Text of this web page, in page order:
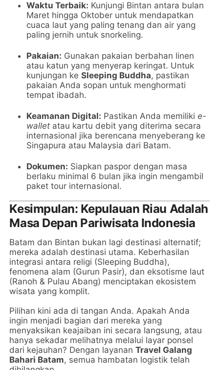
Waktu Terbaik: Kunjungi Bintan antara bulan
Maret hingga Oktober untuk mendapatkan
cuaca laut yang paling tenang dan air yang
paling jernih untuk snorkeling.
Pakaian: Gunakan pakaian berbahan linen
atau katun yang menyerap keringat. Untuk
kunjungan keSleeping Buddha, pastikan
pakaian Anda sopan untuk menghormati
tempat ibadah.
Keamanan Digital: Pastikan Anda memilikie-
wallet atau kartu debit yang diterima secara
internasional jika berencana menyeberang ke
Singapura atau Malaysia dari Batam.
Dokumen: Siapkan paspor dengan masa
berlaku minimal 6 bulan jika ingin mengambil
paket tour internasional.
Kesimpulan: Kepulauan Riau Adalah
Masa Depan Pariwisata Indonesia
Batam dan Bintan bukan lagi destinasi alternatif;
mereka adalah destinasi utama. Keberhasilan
integrasi antara religi (Sleeping Buddha),
fenomena alam (Gurun Pasir), dan eksotisme laut
(Ranoh & Pulau Abang) menciptakan ekosistem
wisata yang komplit.
Pilihan kini ada di tangan Anda. Apakah Anda
ingin menjadi bagian dari mereka yang
menyaksikan keajaiban ini secara langsung, atau
hanya sekadar melihatnya melalui layar ponsel
dari kejauhan? Dengan layananTravel Galang
Bahari Batam, semua hambatan logistik telah